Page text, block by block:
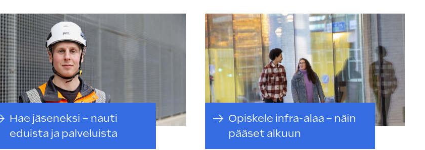
Hae jäseneksi – nauti
eduista ja palveluista
Opiskele infra-alaa − näin
pääset alkuun